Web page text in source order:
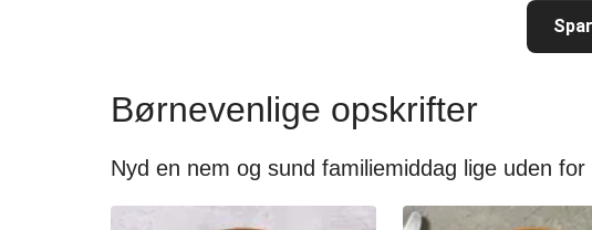
Børnevenlige opskrifter
Nyd en nem og sund familiemiddag lige uden for